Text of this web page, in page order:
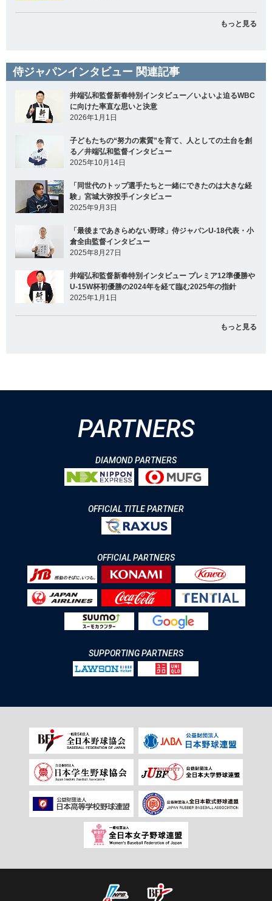
もっと見る
侍ジャパンインタビュー 関連記事
井端弘和監督新春特別インタビュー／いよいよ迫るWBC
に向けた率直な思いと決意
2026年1月1日
子どもたちの“努力の素質”を育て、人としての土台を創
る／井端弘和監督インタビュー
2025年10月14日
「同世代のトップ選手たちと一緒にできたのは大きな経
験」宮城大弥投手インタビュー
2025年9月3日
「最後まであきらめない野球」侍ジャパンU-18代表・小
倉全由監督インタビュー
2025年8月27日
井端弘和監督新春特別インタビュー プレミア12準優勝や
U-15W杯初優勝の2024年を経て臨む2025年の指針
2025年1月1日
もっと見る
PARTNERS
DIAMOND PARTNERS
OFFICIAL TITLE PARTNER
OFFICIAL PARTNERS
SUPPORTING PARTNERS